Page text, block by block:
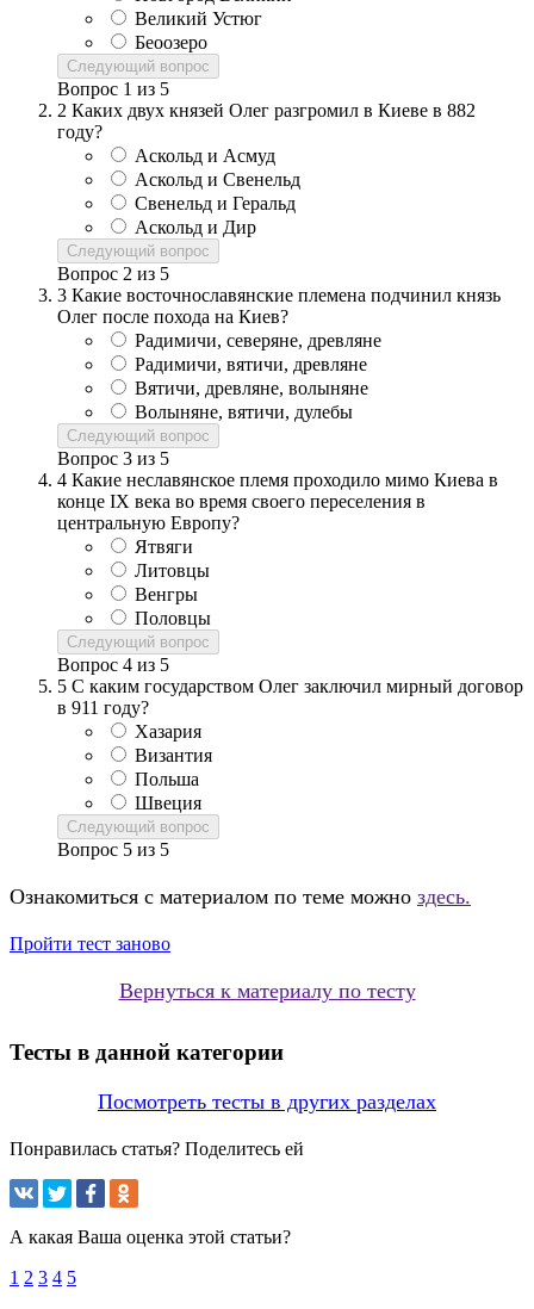
Великий Устюг
Беоозеро
Следующий вопрос
Вопрос 1 из 5
2 Каких двух князей Олег разгромил в Киеве в 882
году?
Аскольд и Асмуд
Аскольд и Свенельд
Свенельд и Геральд
Аскольд и Дир
Следующий вопрос
Вопрос 2 из 5
3 Какие восточнославянские племена подчинил князь
Олег после похода на Киев?
Радимичи, северяне, древляне
Радимичи, вятичи, древляне
Вятичи, древляне, волыняне
Волыняне, вятичи, дулебы
Следующий вопрос
Вопрос 3 из 5
4 Какие неславянское племя проходило мимо Киева в
конце IX века во время своего переселения в
центральную Европу?
Ятвяги
Литовцы
Венгры
Половцы
Следующий вопрос
Вопрос 4 из 5
5 С каким государством Олег заключил мирный договор
в 911 году?
Хазария
Византия
Польша
Швеция
Следующий вопрос
Вопрос 5 из 5
Ознакомиться с материалом по теме можно здесь.
Пройти тест заново
Вернуться к материалу по тесту
Тесты в данной категории
Посмотреть тесты в других разделах
Понравилась статья? Поделитесь ей
А какая Ваша оценка этой статьи?
1 2 3 4 5